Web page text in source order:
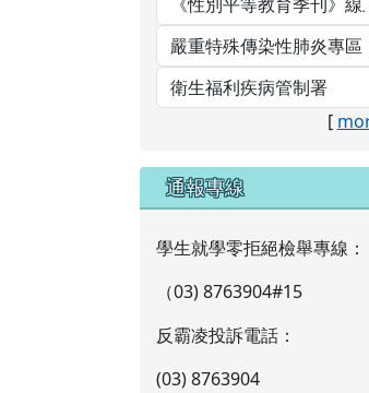
[
通報專線
學生就學零拒絕檢舉專線：
（03) 8763904#15
反霸凌投訴電話：
(03) 8763904